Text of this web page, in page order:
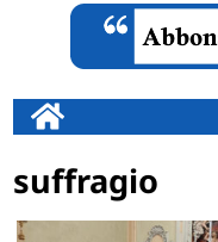
suffragio